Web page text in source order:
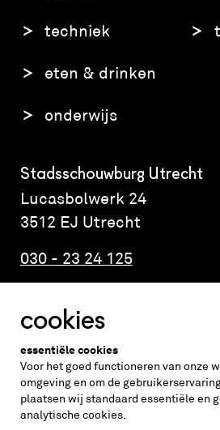
techniek
eten & drinken
onderwijs
Stadsschouwburg Utrecht
Lucasbolwerk 24
3512 EJ Utrecht
030 - 23 24 125
Altijd weten wat er
vraag de nieuwsbrief aan
inschrijven
cookies
essentiële cookies
Voor het goed functioneren van onze
omgeving en om de
plaatsen wij standaard essentiële en
analytische cookies.